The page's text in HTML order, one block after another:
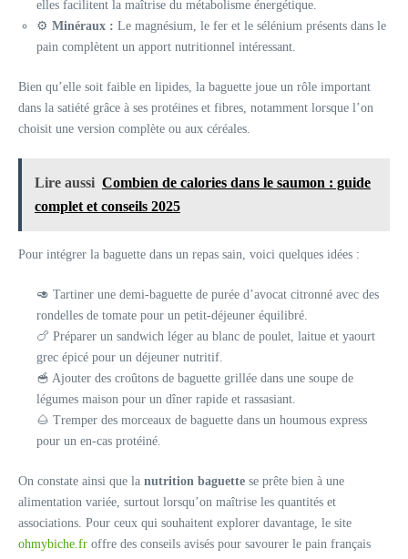
elles facilitent la maîtrise du métabolisme énergétique.
⚙️ Minéraux : Le magnésium, le fer et le sélénium présents dans le
pain complètent un apport nutritionnel intéressant.
Bien qu’elle soit faible en lipides, la baguette joue un rôle important
dans la satiété grâce à ses protéines et fibres, notamment lorsque l’on
choisit une version complète ou aux céréales.
Lire aussi Combien de calories dans le saumon : guide
complet et conseils 2025
Pour intégrer la baguette dans un repas sain, voici quelques idées :
🥑 Tartiner une demi-baguette de purée d’avocat citronné avec des
rondelles de tomate pour un petit-déjeuner équilibré.
🍗 Préparer un sandwich léger au blanc de poulet, laitue et yaourt
grec épicé pour un déjeuner nutritif.
🥣 Ajouter des croûtons de baguette grillée dans une soupe de
légumes maison pour un dîner rapide et rassasiant.
🌰 Tremper des morceaux de baguette dans un houmous express
pour un en-cas protéiné.
On constate ainsi que la nutrition baguette se prête bien à une
alimentation variée, surtout lorsqu’on maîtrise les quantités et
associations. Pour ceux qui souhaitent explorer davantage, le site
ohmybiche.fr offre des conseils avisés pour savourer le pain français